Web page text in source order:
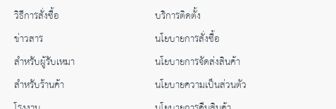
วิธีการสั่งซื้อ
ข่าวสาร
สำหรับผู้รับเหมา
สำหรับร้านค้า
บริการติดตั้ง
นโยบายการสั่งซื้อ
นโยบายการจัดส่งสินค้า
นโยบายความเป็นส่วนตัว